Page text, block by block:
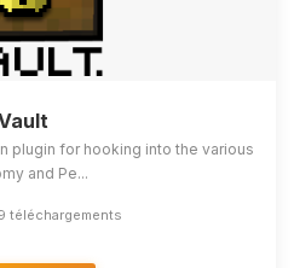
plugin for hooking into the various
and Pe...
téléchargements